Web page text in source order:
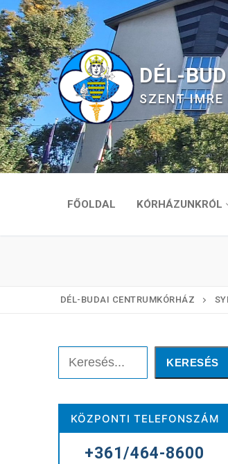
Ugrás
a
tartalomra
DÉL-
SZENT IMRE
FŐOLDAL KÓRHÁZUNKRÓL
Főoldal
DÉL-BUDAI CENTRUMKÓRHÁZ
Keresés KERESÉS
KÖZPONTI TELEFONSZÁM
+361/464-8600